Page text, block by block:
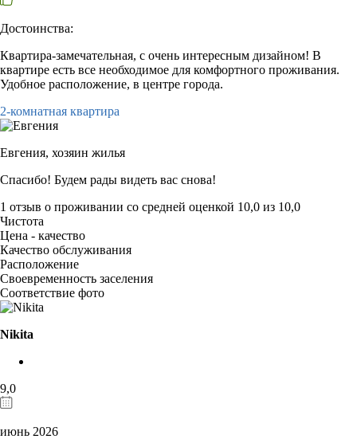
Достоинства:
Квартира-замечательная, с очень интересным дизайном! В
квартире есть все необходимое для комфортного проживания.
Удобное расположение, в центре города.
2-комнатная квартира
Евгения, хозяин жилья
Спасибо! Будем рады видеть вас снова!
1 отзыв о проживании со средней оценкой 10,0 из 10,0
Чистота
Цена - качество
Качество обслуживания
Расположение
Своевременность заселения
Соответствие фото
Nikita
9,0
июнь 2026